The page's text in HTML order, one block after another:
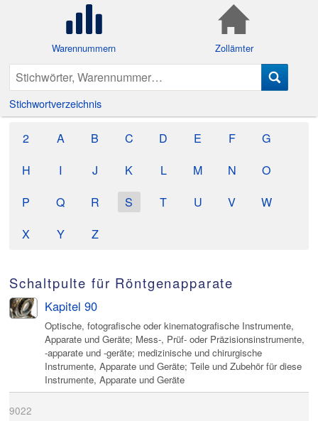
Warennummern Zollämter
Stichwortverzeichnis
2 A B C D E F
G
H
I J K L M N
O
P
Q R S T U V
W
X
Y Z
Schaltpulte für Röntgenapparate
Optische, fotografische oder kinematografische Instrumente,
Apparate und Geräte; Mess-, Prüf- oder Präzisionsinstrumente,
-apparate und -geräte; medizinische und chirurgische
Instrumente, Apparate und Geräte; Teile und Zubehör für diese
Instrumente, Apparate und Geräte
Kapitel 90
9022